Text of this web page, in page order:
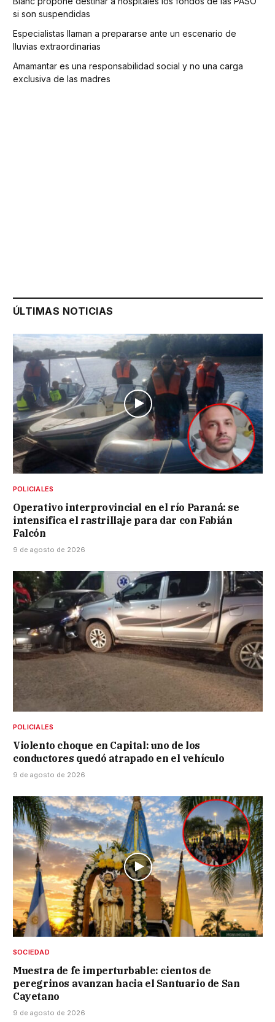
si son suspendidas
Especialistas llaman a prepararse ante un escenario de
lluvias extraordinarias
Amamantar es una responsabilidad social y no una carga
exclusiva de las madres
ÚLTIMAS NOTICIAS
POLICIALES
Operativo interprovincial en el río Paraná: se
intensifica el rastrillaje para dar con Fabián
Falcón
9 de agosto de 2026
POLICIALES
Violento choque en Capital: uno de los
conductores quedó atrapado en el vehículo
9 de agosto de 2026
SOCIEDAD
Muestra de fe imperturbable: cientos de
peregrinos avanzan hacia el Santuario de San
Cayetano
9 de agosto de 2026